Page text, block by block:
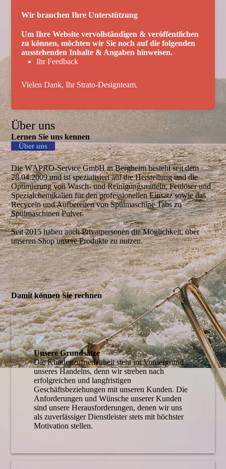
Wir brau­chen Ihre Unter­stüt­zung
Um Ihre Website vervoll­ständigen & veröffent­lichen
zu können, möchten wir Sie noch auf die folgenden
ausstehenden Inhalte & Angaben hinweisen.
Ihr Feedback
Vielen Dank, Ihr Strato-Designteam.
Über uns
Lernen Sie uns kennen
Über uns
Die WAPRO-Service GmbH in Bergheim besteht seit dem
28.04.2009 und ist spezialisiert auf die Herstellung und die
Optimierung von Wasch- und Reinigungsmitteln, Fettlöser und
Spezialchemikalien für den professionellen Einsatz sowie das
Recyceln und Aufbereiten von Spülmaschine Tabs zu
Spülmaschinen Pulver.
Seit 2015 haben auch Privatpersonen die Möglichkeit, über
unseren Shop unsere Produkte zu nutzen.
Damit können Sie rechnen
✔
Unsere Grundsätze
Die Kundenzufriedenheit steht im Vordergrund
unseres Handelns, denn wir streben nach
erfolgreichen und langfristigen
Geschäftsbeziehungen mit unseren Kunden. Die
Anforderungen und Wünsche unserer Kunden
sind unsere Herausforderungen, denen wir uns
als zuverlässiger Dienstleister stets mit höchster
Motivation stellen.